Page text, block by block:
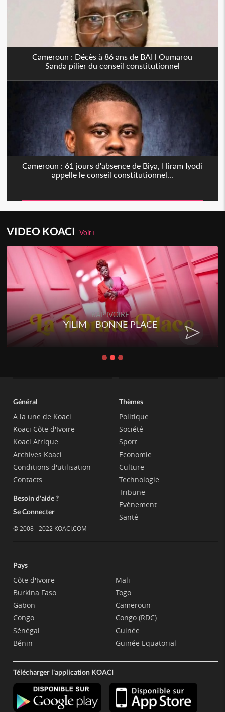
Cameroun : Décès à 86 ans de BAH Oumarou
Sanda pilier du conseil constitutionnel
Cameroun : 61 jours d'absence de Biya, Hiram Iyodi
appelle le conseil constitutionnel...
VIDEO KOACIVoir+
RAP IVOIRE
RENARD BARAKISSA -
CHAT
Général
A la une de Koaci
Koaci Côte d'Ivoire
Koaci Afrique
Archives Koaci
Conditions d'utilisation
Contacts
Besoin d'aide ?
Se Connecter
© 2008 - 2022 KOACI.COM
Thèmes
Politique
Société
Sport
Economie
Culture
Technologie
Tribune
Evènement
Santé
Pays
Côte d'Ivoire
Burkina Faso
Gabon
Congo
Sénégal
Bénin
Mali
Togo
Cameroun
Congo (RDC)
Guinée
Guinée Equatorial
Télécharger l'application KOACI